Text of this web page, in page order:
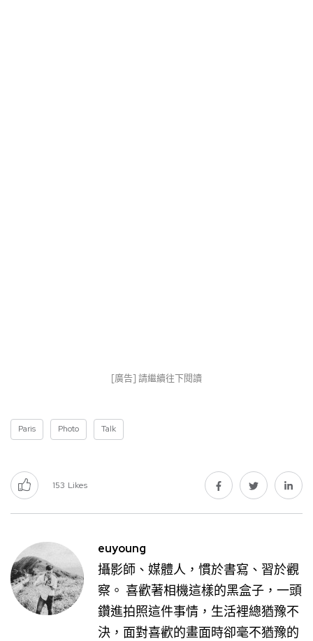
[廣告] 請繼續往下閱讀
Paris Photo Talk
153 Likes
euyoung
攝影師、媒體人，慣於書寫、習於觀
察。 喜歡著相機這樣的黑盒子，一頭
鑽進拍照這件事情，生活裡總猶豫不
決，面對喜歡的畫面時卻毫不猶豫的